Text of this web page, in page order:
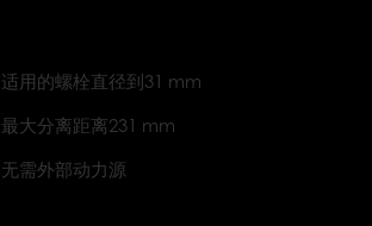
适用的螺栓直径到31 mm
最大分离距离231 mm
无需外部动力源